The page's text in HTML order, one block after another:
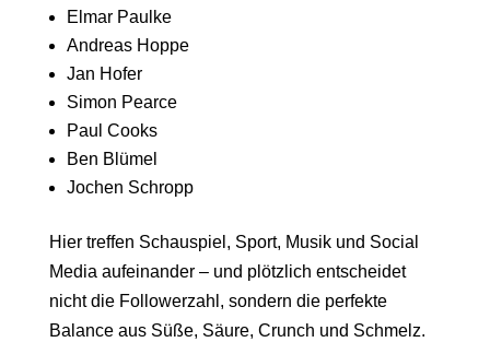
Elmar Paulke
Andreas Hoppe
Jan Hofer
Simon Pearce
Paul Cooks
Ben Blümel
Jochen Schropp
Hier treffen Schauspiel, Sport, Musik und Social
Media aufeinander – und plötzlich entscheidet
nicht die Followerzahl, sondern die perfekte
Balance aus Süße, Säure, Crunch und Schmelz.